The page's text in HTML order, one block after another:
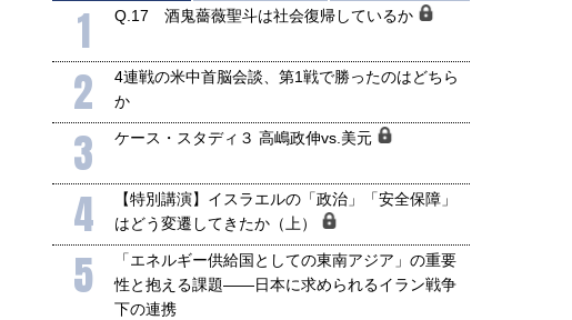
1 Q.17 酒鬼薔薇聖斗は社会復帰しているか
2
4連戦の米中首脳会談、第1戦で勝ったのはどちら
か
3 ケース・スタディ３ 高嶋政伸vs.美元
4
【特別講演】イスラエルの「政治」「安全保障」
はどう変遷してきたか（上）
5
「エネルギー供給国としての東南アジア」の重要
性と抱える課題――日本に求められるイラン戦争
下の連携